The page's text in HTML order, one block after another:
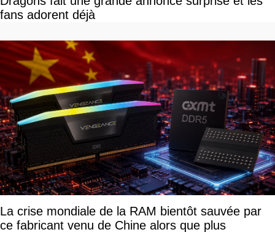
fans adorent déjà
La crise mondiale de la RAM bientôt sauvée par
ce fabricant venu de Chine alors que plus